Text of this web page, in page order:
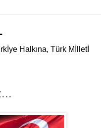
Halkına, Türk Mİlletİ